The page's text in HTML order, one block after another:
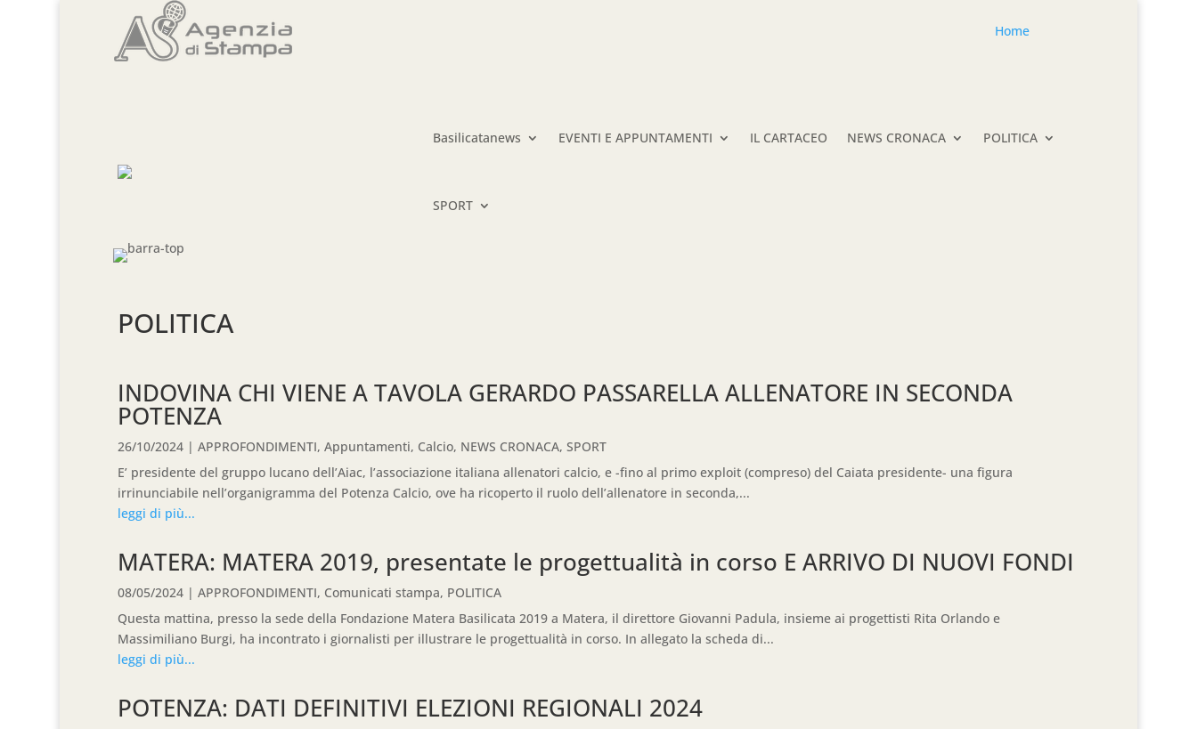
Home
Basilicatanews EVENTI E APPUNTAMENTI IL CARTACEO NEWS CRONACA POLITICA
SPORT
POLITICA
INDOVINA CHI VIENE A TAVOLA GERARDO PASSARELLA ALLENATORE IN SECONDA
POTENZA
26/10/2024 |APPROFONDIMENTI,Appuntamenti, Calcio, NEWS CRONACA,SPORT
E’ presidente del gruppo lucano dell’Aiac, l’associazione italiana allenatori calcio, e -fino al primo exploit (compreso) del Caiata presidente- una figura
irrinunciabile nell’organigramma del Potenza Calcio, ove ha ricoperto il ruolo dell’allenatore in seconda,...
leggi di più...
MATERA: MATERA 2019, presentate le progettualità in corso E ARRIVO DI NUOVI FONDI
08/05/2024 |APPROFONDIMENTI, Comunicati stampa, POLITICA
Questa mattina, presso la sede della Fondazione Matera Basilicata 2019 a Matera, il direttore Giovanni Padula, insieme ai progettisti Rita Orlando e
Massimiliano Burgi, ha incontrato i giornalisti per illustrare le progettualità in corso. In allegato la scheda di...
leggi di più...
POTENZA: DATI DEFINITIVI ELEZIONI REGIONALI 2024